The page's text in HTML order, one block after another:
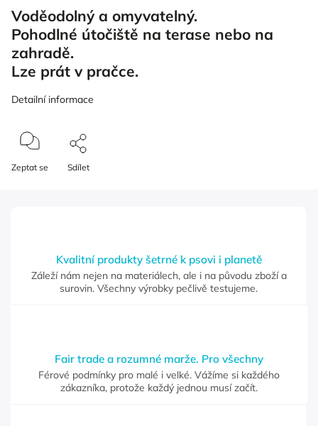
Voděodolný a omyvatelný.
Pohodlné útočiště na terase nebo na
zahradě.
Lze prát v pračce.
Detailní informace
Zeptat se Sdílet
Kvalitní produkty šetrné k psovi i planetě
Záleží nám nejen na materiálech, ale i na původu zboží a
surovin. Všechny výrobky pečlivě testujeme.
Fair trade a rozumné marže. Pro všechny
Férové podmínky pro malé i velké. Vážíme si každého
zákazníka, protože každý jednou musí začít.